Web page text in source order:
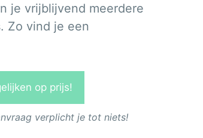
je vrijblijvend meerdere
Zo vind je een
op prijs!
verplicht je tot niets!